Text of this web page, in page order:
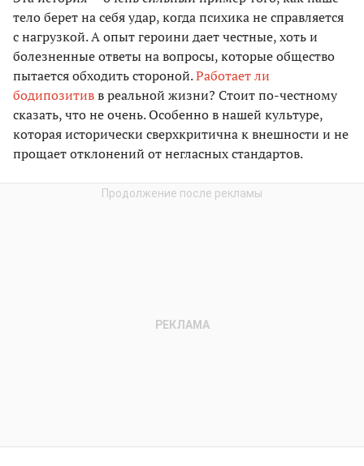
тело берет на себя удар, когда психика не справляется
с нагрузкой. А опыт героини дает честные, хоть и
болезненные ответы на вопросы, которые общество
пытается обходить стороной.Работает ли
бодипозитивв реальной жизни? Стоит по-честному
сказать, что не очень. Особенно в нашей культуре,
которая исторически сверхкритична к внешности и не
прощает отклонений от негласных стандартов.